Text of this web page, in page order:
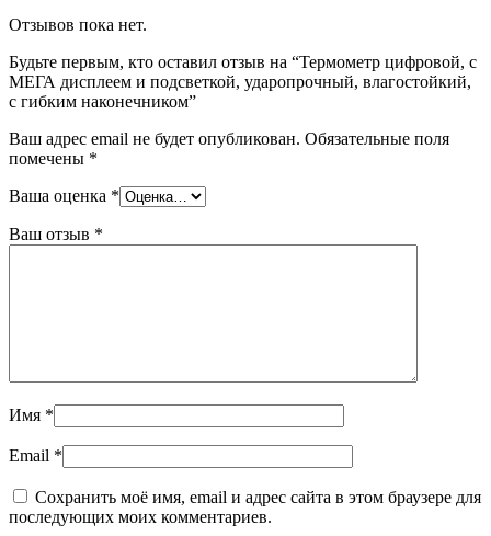
Отзывов пока нет.
Будьте первым, кто оставил отзыв на “Термометр цифровой, с
МЕГА дисплеем и подсветкой, ударопрочный, влагостойкий,
с гибким наконечником”
Ваш адрес email не будет опубликован. Обязательные поля
помечены *
Ваша оценка *
Ваш отзыв *
Имя *
Email *
Сохранить моё имя, email и адрес сайта в этом браузере для
последующих моих комментариев.